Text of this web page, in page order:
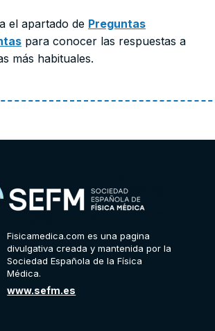
el apartado de Preguntas
para conocer las respuestas a
más habituales.
Fisicamedica.com es una pagina
divulgativa creada y mantenida por la
Sociedad Española de la Física
Médica.
www.sefm.es